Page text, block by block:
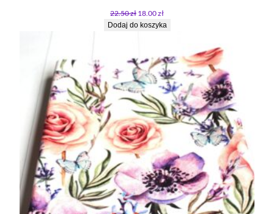
22.50zł Pierwotna
cena
18.00złAktualna
cena
Dodaj do koszyka